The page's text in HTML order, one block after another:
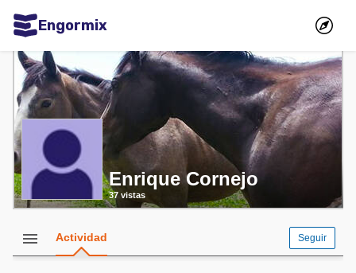
Engormix
Comunidades en español
Agricultura
Balanceados - Piensos
Avicultura
Ganadería
Lechería
Micotoxinas
Enrique Cornejo
37 vistas
menu Actividad Seguir